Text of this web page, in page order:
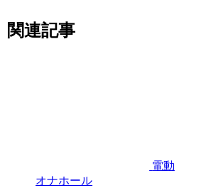
関連記事
電動
オナホール